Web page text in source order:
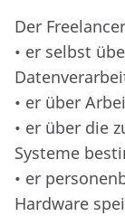
Der
• er selbst
• er über
• er über die
Systeme
• er
Hardware